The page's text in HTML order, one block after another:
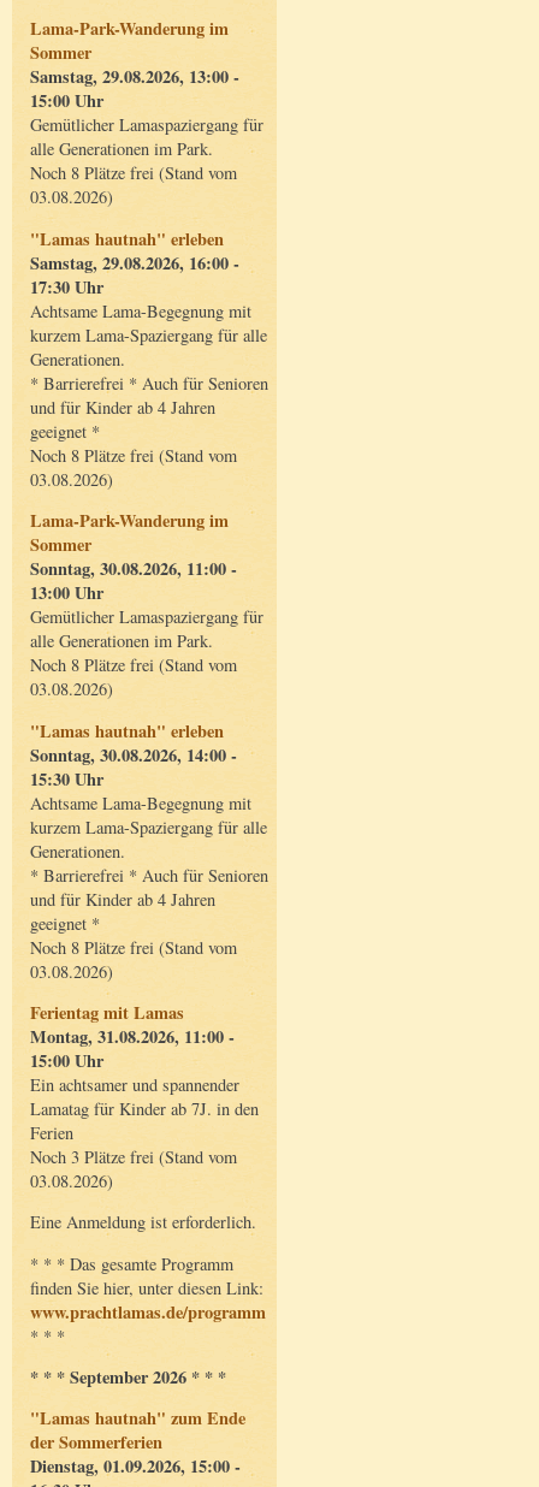
Lama-Park-Wanderung im
Sommer
Samstag, 29.08.2026, 13:00 -
15:00 Uhr
Gemütlicher Lamaspaziergang für
alle Generationen im Park.
Noch 8 Plätze frei (Stand vom
03.08.2026)
"Lamas hautnah" erleben
Samstag, 29.08.2026, 16:00 -
17:30 Uhr
Achtsame Lama-Begegnung mit
kurzem Lama-Spaziergang für alle
Generationen.
* Barrierefrei * Auch für Senioren
und für Kinder ab 4 Jahren
geeignet *
Noch 8 Plätze frei (Stand vom
03.08.2026)
Lama-Park-Wanderung im
Sommer
Sonntag, 30.08.2026, 11:00 -
13:00 Uhr
Gemütlicher Lamaspaziergang für
alle Generationen im Park.
Noch 8 Plätze frei (Stand vom
03.08.2026)
"Lamas hautnah" erleben
Sonntag, 30.08.2026, 14:00 -
15:30 Uhr
Achtsame Lama-Begegnung mit
kurzem Lama-Spaziergang für alle
Generationen.
* Barrierefrei * Auch für Senioren
und für Kinder ab 4 Jahren
geeignet *
Noch 8 Plätze frei (Stand vom
03.08.2026)
Ferientag mit Lamas
Montag, 31.08.2026, 11:00 -
15:00 Uhr
Ein achtsamer und spannender
Lamatag für Kinder ab 7J. in den
Ferien
Noch 3 Plätze frei (Stand vom
03.08.2026)
Eine Anmeldung ist erforderlich.
* * * Das gesamte Programm
finden Sie hier, unter diesen Link:
www.prachtlamas.de/programm
* * *
* * * September 2026 * * *
"Lamas hautnah" zum Ende
der Sommerferien
Dienstag, 01.09.2026, 15:00 -